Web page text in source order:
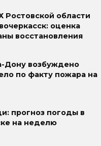
области
оценка
восстановления
Дону возбуждено
по факту пожара на
прогноз погоды в
на неделю